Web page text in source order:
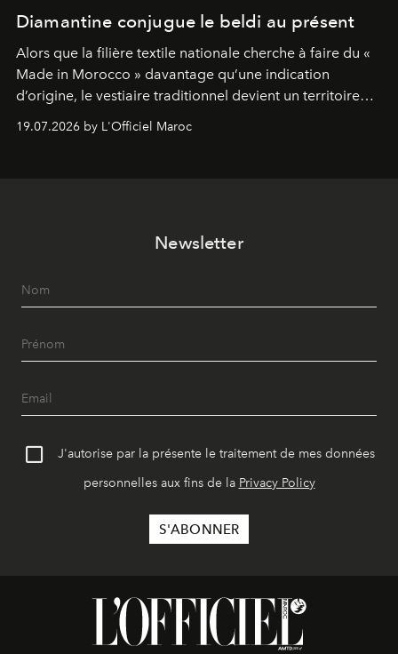
Diamantine conjugue le beldi au présent
Alors que la filière textile nationale cherche à faire du «
Made in Morocco » davantage qu’une indication
d’origine, le vestiaire traditionnel devient un territoire
d’expérimentation. Avec Néo Beldi, Diamantine en
révise les proportions et les usages pour l’inscrire dans
19.07.2026 by L'Officiel Maroc
Newsletter
J'autorise par la présente le traitement de mes données
personnelles aux fins de la Privacy Policy